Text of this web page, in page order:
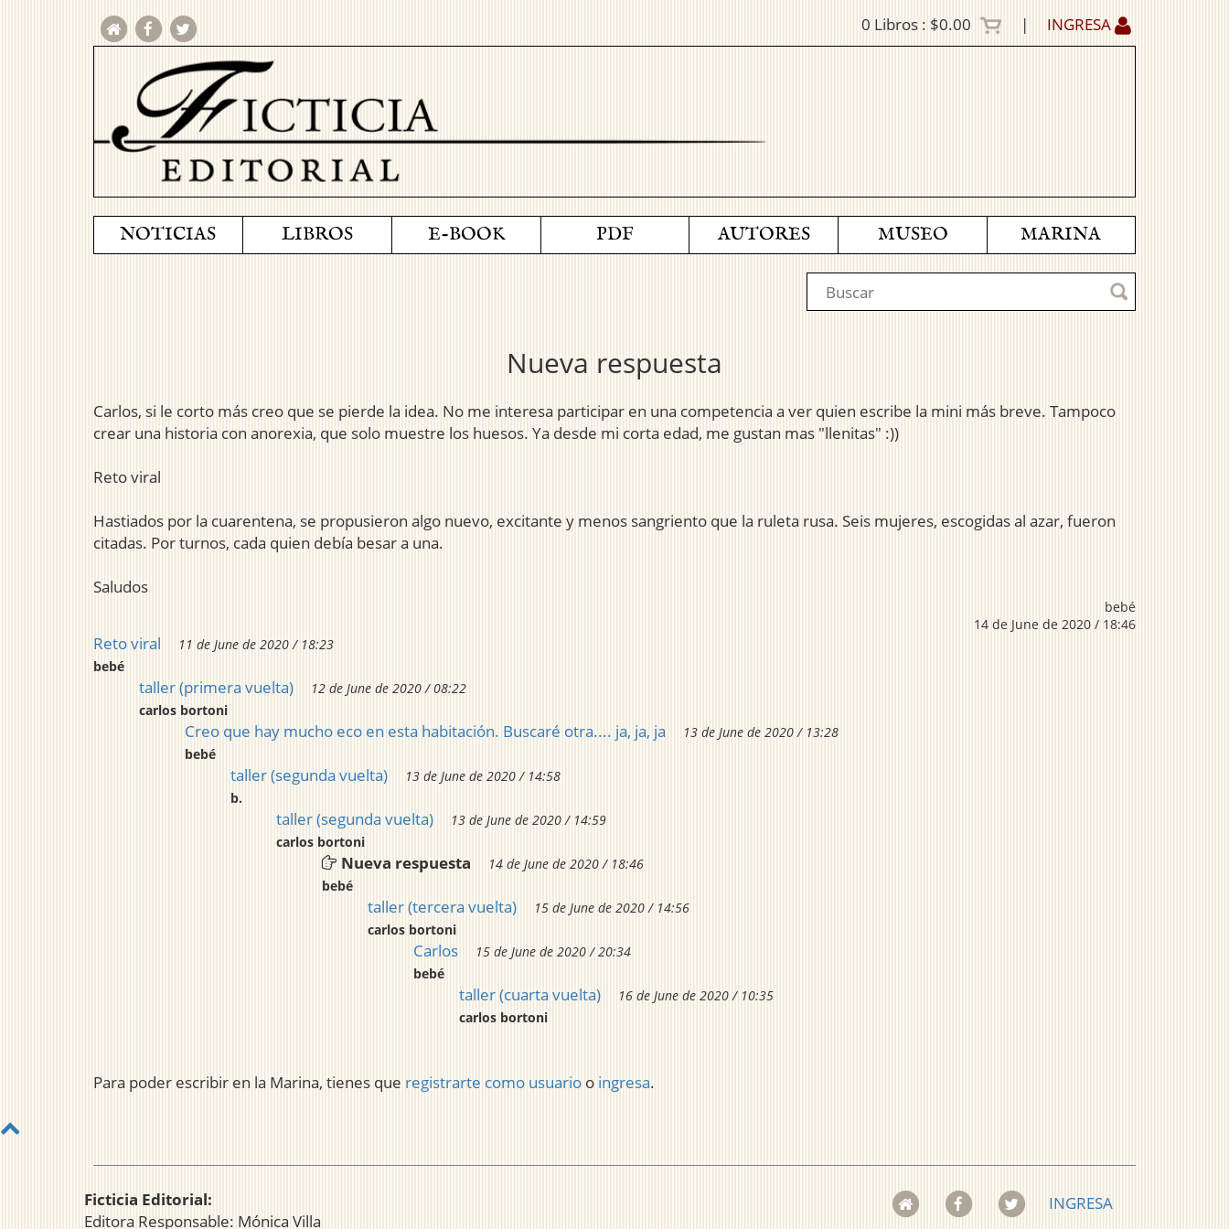
0 Libros : $0.00 | INGRESA
NOTICIAS LIBROS E-BOOK PDF AUTORES MUSEO MARINA
Nueva respuesta
Carlos, si le corto más creo que se pierde la idea. No me interesa participar en una competencia a ver quien escribe la mini más breve. Tampoco
crear una historia con anorexia, que solo muestre los huesos. Ya desde mi corta edad, me gustan mas "llenitas" :))
Reto viral
Hastiados por la cuarentena, se propusieron algo nuevo, excitante y menos sangriento que la ruleta rusa. Seis mujeres, escogidas al azar, fueron
citadas. Por turnos, cada quien debía besar a una.
Saludos
bebé
14 de June de 2020 / 18:46
Reto viral
11 de June de 2020 / 18:23
bebé
taller (primera vuelta)
12 de June de 2020 / 08:22
carlos bortoni
Creo que hay mucho eco en esta habitación. Buscaré otra.... ja, ja, ja
13 de June de 2020 / 13:28
bebé
taller (segunda vuelta)
13 de June de 2020 / 14:58
b.
taller (segunda vuelta)
13 de June de 2020 / 14:59
carlos bortoni
Nueva respuesta
14 de June de 2020 / 18:46
bebé
taller (tercera vuelta)
15 de June de 2020 / 14:56
carlos bortoni
Carlos
15 de June de 2020 / 20:34
bebé
taller (cuarta vuelta)
16 de June de 2020 / 10:35
carlos bortoni
Para poder escribir en la Marina, tienes que registrarte como usuario o ingresa.
Ficticia Editorial:
Editora Responsable: Mónica Villa
INGRESA